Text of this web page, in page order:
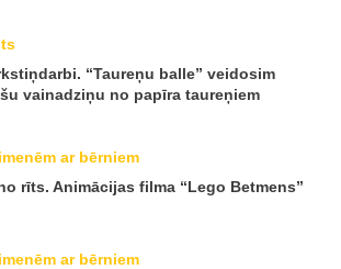
“Taureņu balle” veidosim
vainadziņu no papīra taureņiem
ar bērniem
rīts. Animācijas filma “Lego Betmens”
ar bērniem